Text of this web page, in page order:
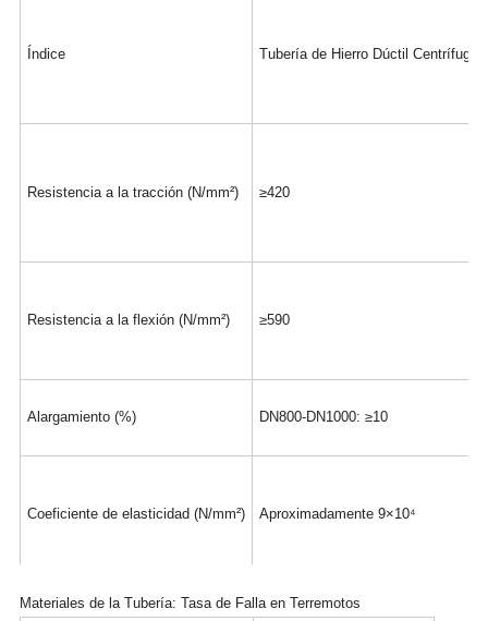
Índice Tubería de Hierro Dúctil Centrífugo
Resistencia a la tracción (N/mm²) ≥420
Resistencia a la flexión (N/mm²) ≥590
Alargamiento (%) DN800-DN1000: ≥10
Coeficiente de elasticidad (N/mm²) Aproximadamente 9×10⁴
Dureza (HB) ≤230
Materiales de la Tubería: Tasa de Falla en Terremotos